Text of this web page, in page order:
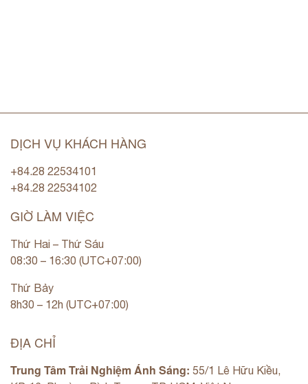
DỊCH VỤ KHÁCH HÀNG
+84.28 22534101
+84.28 22534102
GIỜ LÀM VIỆC
Thứ Hai – Thứ Sáu
08:30 – 16:30 (UTC+07:00)
Thứ Bảy
8h30 – 12h (UTC+07:00)
ĐỊA CHỈ
Trung Tâm Trải Nghiệm Ánh Sáng: 55/1 Lê Hữu Kiều,